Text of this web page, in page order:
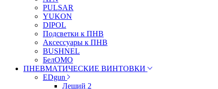
PULSAR
YUKON
DIPOL
Подсветки к ПНВ
Аксессуары к ПНВ
BUSHNEL
БелОМО
ПНЕВМАТИЧЕСКИЕ ВИНТОВКИ
EDgun
Леший 2